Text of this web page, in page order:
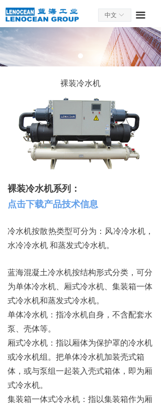
끀
ꀅ
中文
裸装冷水机
裸装冷水机系列：
点击下载产品技术信息
冷水机按散热类型可分为：风冷冷水机，
水冷冷水机 和蒸发式冷水机。
蓝海混凝土冷水机按结构形式分类，可分
为单体冷水机、厢式冷水机、集装箱一体
式冷水机和蒸发式冷水机。
单体冷水机：指冷水机自身，不含配套水
泵、壳体等。
厢式冷水机：指以厢体为保护罩的冷水机
或冷水机组。把单体冷水机加装壳式箱
体，或与泵组一起装入壳式箱体，即为厢
式冷水机。
集装箱一体式冷水机：指以集装箱作为厢